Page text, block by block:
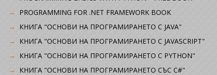
PROGRAMMING FOR .NET FRAMEWORK BOOK
КНИГА "ОСНОВИ НА ПРОГРАМИРАНЕТО С JAVA"
КНИГА "ОСНОВИ НА ПРОГРАМИРАНЕТО С JAVASCRIPT"
КНИГА "ОСНОВИ НА ПРОГРАМИРАНЕТО С PYTHON"
КНИГА "ОСНОВИ НА ПРОГРАМИРАНЕТО СЪС C#"